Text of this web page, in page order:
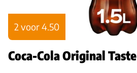
2 voor 4.50
Coca-Cola Original Taste